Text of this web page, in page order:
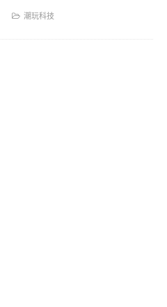
潮玩科技